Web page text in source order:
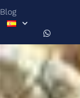
Blog